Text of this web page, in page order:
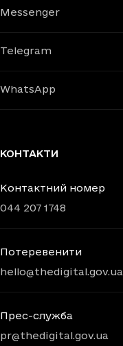
Messenger
Telegram
WhatsApp
КОНТАКТИ
Контактний номер
044 207 1748
Потеревенити
hello@thedigital.gov.ua
Прес-служба
pr@thedigital.gov.ua